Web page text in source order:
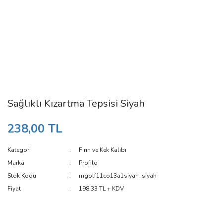
Sağlıklı Kızartma Tepsisi Siyah
238,00 TL
Kategori
Fırın ve Kek Kalıbı
Marka
Profilo
Stok Kodu
mgolf11co13a1siyah_siyah
Fiyat
198,33 TL + KDV